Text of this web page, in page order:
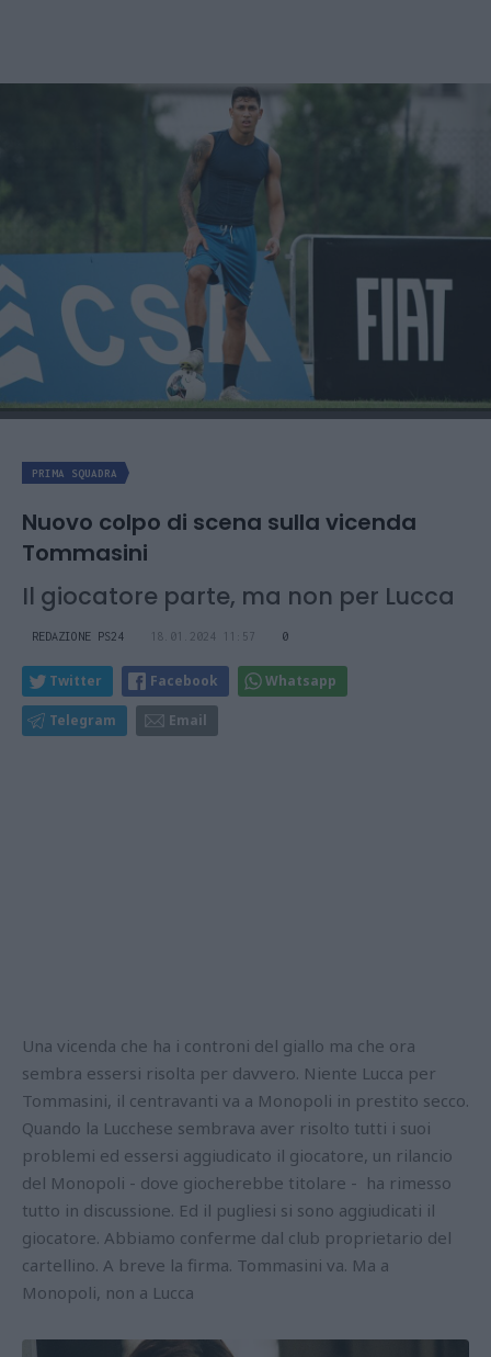
PRIMA SQUADRA
Nuovo colpo di scena sulla vicenda
Tommasini
Il giocatore parte, ma non per Lucca
REDAZIONE PS24 18.01.2024 11:57 0
Twitter Facebook Whatsapp
Telegram Email
Una vicenda che ha i controni del giallo ma che ora
sembra essersi risolta per davvero. Niente Lucca per
Tommasini, il centravanti va a Monopoli in prestito secco.
Quando la Lucchese sembrava aver risolto tutti i suoi
problemi ed essersi aggiudicato il giocatore, un rilancio
del Monopoli - dove giocherebbe titolare - ha rimesso
tutto in discussione. Ed il pugliesi si sono aggiudicati il
giocatore. Abbiamo conferme dal club proprietario del
cartellino. A breve la firma. Tommasini va. Ma a
Monopoli, non a Lucca